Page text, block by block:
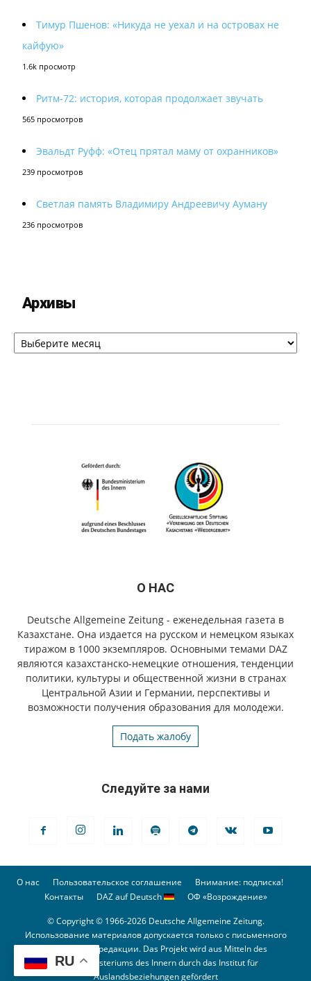
Тимур Пшенов: «Никуда не уехал и на островах не
кайфую»
1.6k просмотр
Ритм-72: история, которая продолжает звучать
565 просмотров
Эвальдт Руфф: «Отец прятал маму от охранников»
239 просмотров
Светлая память Владимиру Андреевичу Ауману
236 просмотров
Архивы
Архивы
О НАС
Deutsche Allgemeine Zeitung - еженедельная газета в
Казахстане. Она издается на русском и немецком языках
тиражом в 1000 экземпляров. Основными темами DAZ
являются казахстанско-немецкие отношения, тенденции
политики, культуры и общественной жизни в странах
Центральной Азии и Германии, перспективы и
возможности получения образования для молодежи.
Подать жалобу
Следуйте за нами
О нас Пользовательское соглашение
Внимание: подписка!
Контакты
DAZ auf Deutsch ОФ «Возрождение»
© Copyright © 1966-2026 Deutsche Allgemeine Zeitung.
Использование материалов допускается только с письменного
разрешения редакции. Das Projekt wird aus Mitteln des
Bundesministeriums des Innern durch das Institut für
Auslandsbeziehungen gefördert
RU